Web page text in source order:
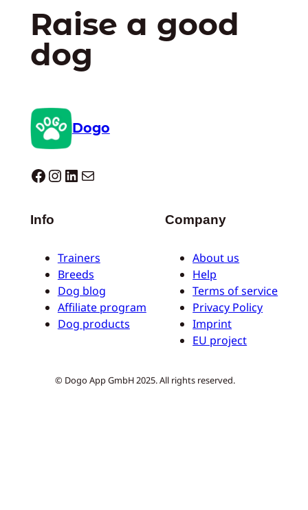
Raise a good
dog
Dogo
Dogo facebook InstagramLinkedIn E-mail
Info
Trainers
Breeds
Dog blog
Affiliate program
Dog products
Company
About us
Help
Terms of service
Privacy Policy
Imprint
EU project
© Dogo App GmbH 2025. All rights reserved.